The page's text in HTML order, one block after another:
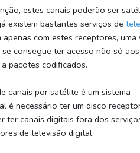
estes canais poderão ser
existem bastantes serviços de
com estes receptores, uma
consegue ter acesso não só
pacotes codificados.
canais por satélite é um sistema
é necessário ter um disco
ter canais digitais fora dos
de televisão digital.